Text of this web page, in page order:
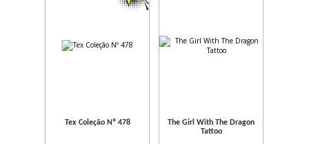
Tex Coleção Nº 478
The Girl With The Dragon
Tattoo